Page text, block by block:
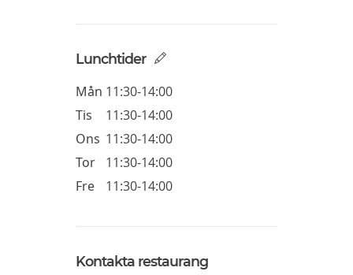
Lunchtider
Mån 11:30-14:00
Tis
11:30-14:00
Ons 11:30-14:00
Tor
11:30-14:00
Fre
11:30-14:00
Kontakta restaurang